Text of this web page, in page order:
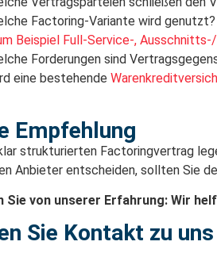
Factoring-Variante wird genutzt?
Beispiel Full-Service-,
Forderungen sind
eine bestehende
Empfehlung
strukturierten Factoringvertrag
Anbieter entscheiden, sollten Sie
von unserer Erfahrung: Wir
Sie Kontakt zu